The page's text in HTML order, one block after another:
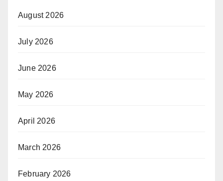
August 2026
July 2026
June 2026
May 2026
April 2026
March 2026
February 2026